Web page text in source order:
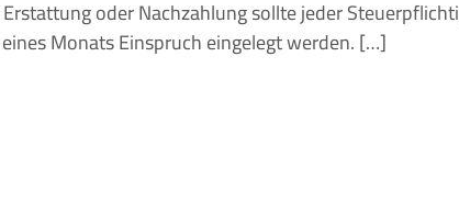
oder Nachzahlung sollte jeder
Monats Einspruch eingelegt werden. […]